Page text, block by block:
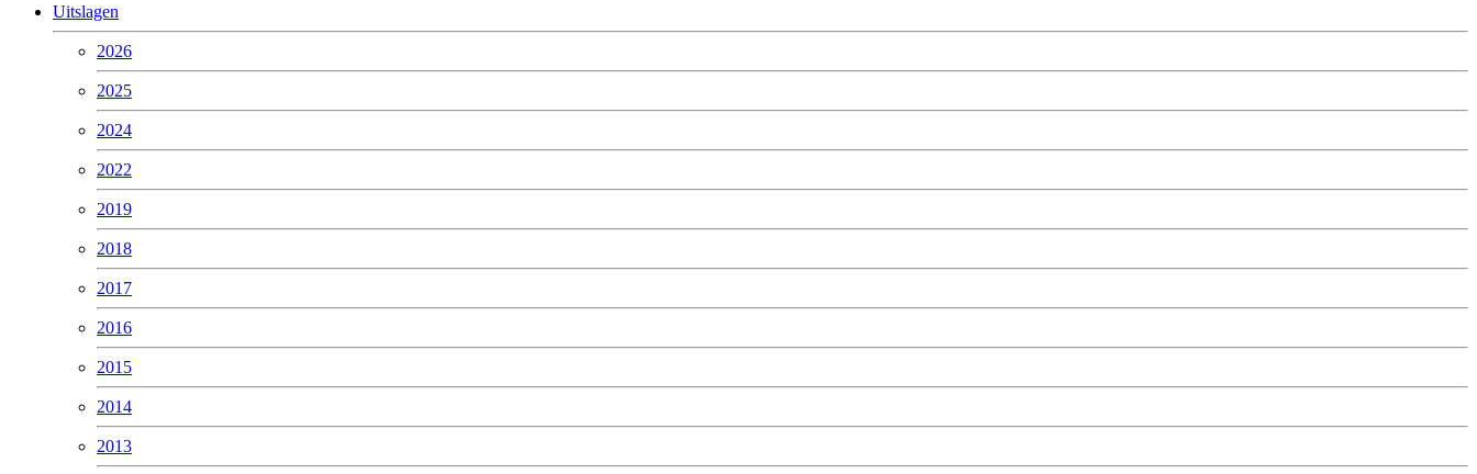
Uitslagen
2026
2025
2024
2022
2019
2018
2017
2016
2015
2014
2013